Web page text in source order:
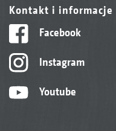
Kontakt i informacje
Facebook
Instagram
Youtube